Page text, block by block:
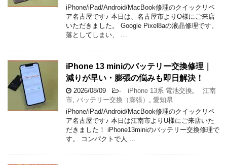
iPhone/iPad/Android/MacBook修理のクイックリペ
ア名古屋です♪ 本日は、名古屋市よりO様にご来店
いただきました。 Google Pixel8aの液晶修理です。
落としてしまい、 …
iPhone 13 miniのバッテリー交換修理｜
減りが早い・膨張の悩みも即日解決！
2026/08/09 - iPhone 13系 電池交換
江南
市 バッテリー交換（膨張）
愛知県
iPhone/iPad/Android/MacBook修理のクイックリペ
ア名古屋です♪ 本日は江南市よりU様にご来店いた
だきました！ iPhone13miniのバッテリー交換修理で
す。 コンパクトで人 …